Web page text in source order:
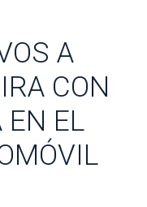
A
CON
EN EL